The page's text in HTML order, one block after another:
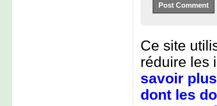
Ce site
réduire les
savoir
dont les